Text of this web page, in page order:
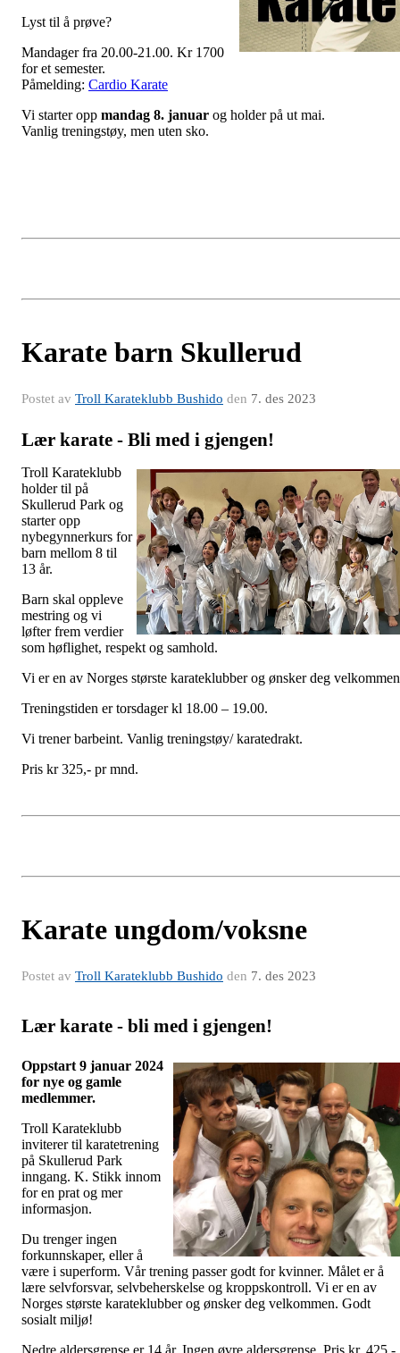
Lyst til å prøve?
Mandager fra 20.00-21.00. Kr 1700
for et semester.
Påmelding: Cardio Karate
Vi starter opp mandag 8. januar og holder på ut mai.
Vanlig treningstøy, men uten sko.
Karate barn Skullerud
Postet av Troll Karateklubb Bushido den 7. des 2023
Lær karate - Bli med i gjengen!
Troll Karateklubb
holder til på
Skullerud Park og
starter opp
nybegynnerkurs for
barn mellom 8 til
13 år.
Barn skal oppleve
mestring og vi
løfter frem verdier
som høflighet, respekt og samhold.
Vi er en av Norges største karateklubber og ønsker deg
Treningstiden er torsdager kl 18.00 – 19.00.
Vi trener barbeint. Vanlig treningstøy/ karatedrakt.
Pris kr 325,- pr mnd.
Karate ungdom/voksne
Postet av Troll Karateklubb Bushido den 7. des 2023
Lær karate - bli med i gjengen!
Oppstart 9 januar 2024
for nye og gamle
medlemmer.
Troll Karateklubb
inviterer til karatetrening
på Skullerud Park
inngang. K. Stikk innom
for en prat og mer
informasjon.
Du trenger ingen
forkunnskaper, eller å
være i superform. Vår trening passer godt for kvinner. Målet er å
lære selvforsvar, selvbeherskelse og kroppskontroll. Vi er en av
Norges største karateklubber og ønsker deg velkommen. Godt
sosialt miljø!
Nedre aldersgrense er 14 år. Ingen øvre aldersgrense. Pris kr. 425,-